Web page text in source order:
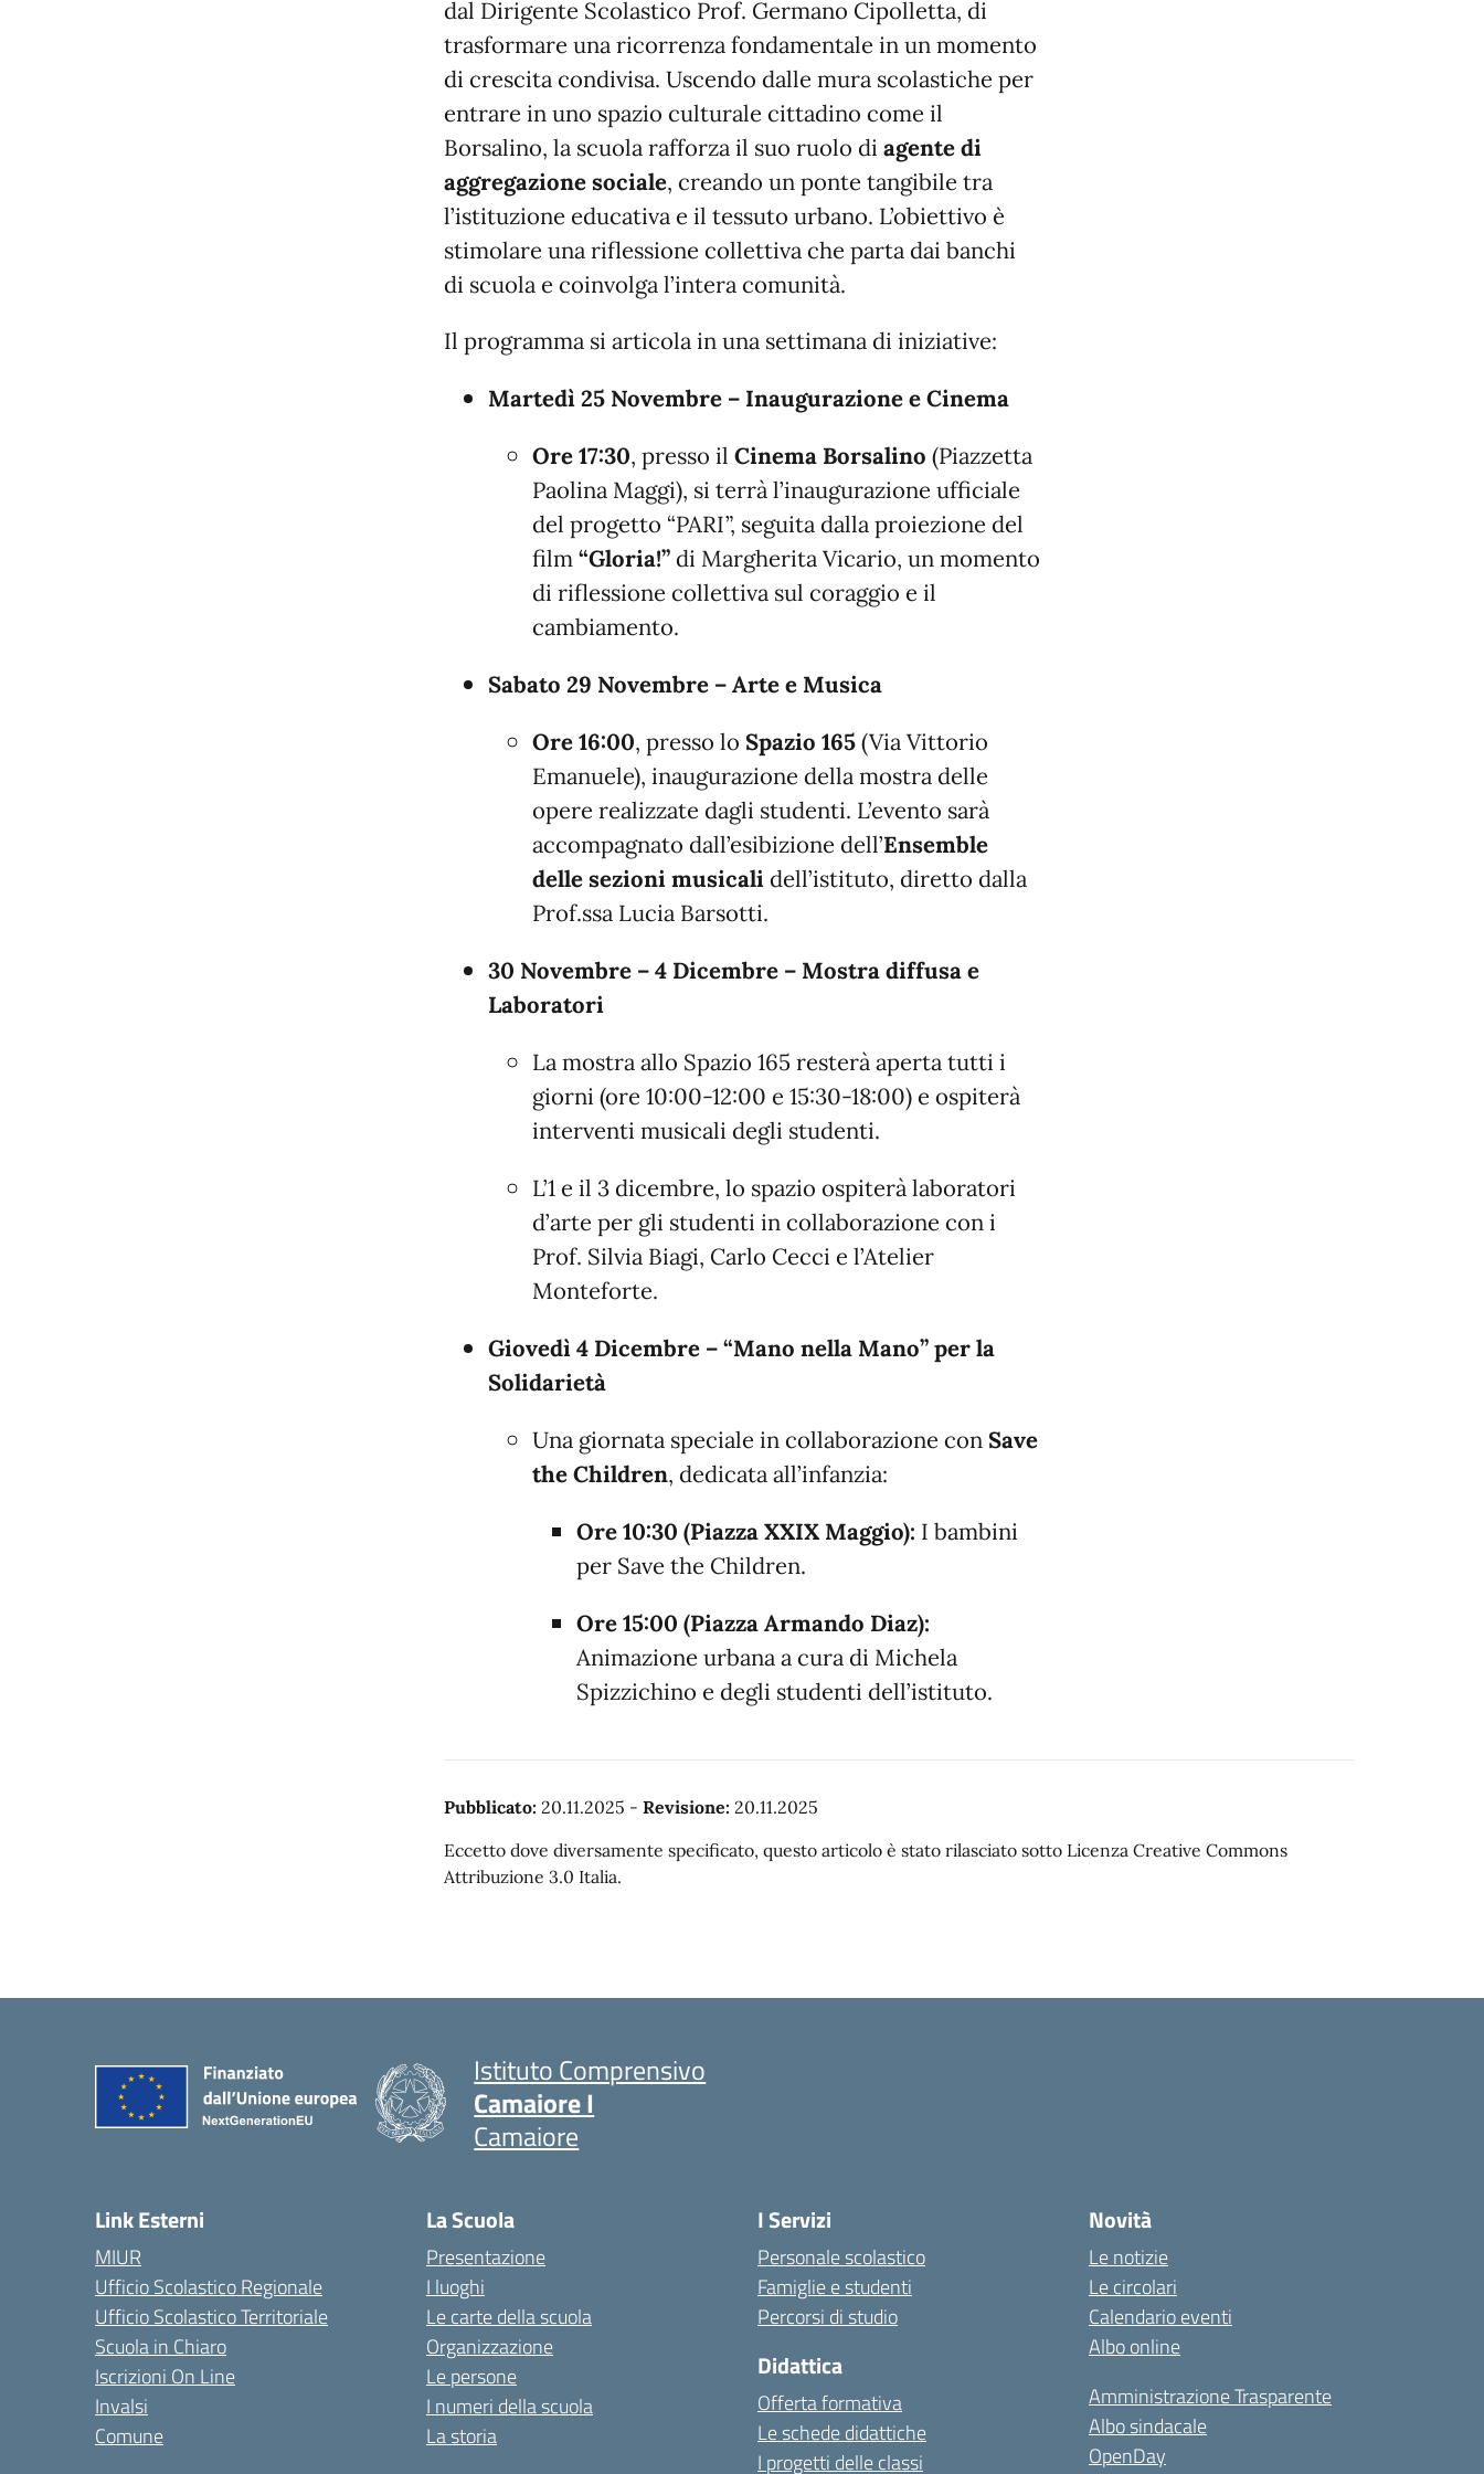
dal Dirigente Scolastico Prof. Germano Cipolletta, di
trasformare una ricorrenza fondamentale in un momento
di crescita condivisa. Uscendo dalle mura scolastiche per
entrare in uno spazio culturale cittadino come il
Borsalino, la scuola rafforza il suo ruolo di agente di
aggregazione sociale, creando un ponte tangibile tra
l’istituzione educativa e il tessuto urbano. L’obiettivo è
stimolare una riflessione collettiva che parta dai banchi
di scuola e coinvolga l’intera comunità.
Il programma si articola in una settimana di iniziative:
Martedì 25 Novembre – Inaugurazione e Cinema
Ore 17:30, presso il Cinema Borsalino (Piazzetta
Paolina Maggi), si terrà l’inaugurazione ufficiale
del progetto “PARI”, seguita dalla proiezione del
film“Gloria!”di Margherita Vicario, un momento
di riflessione collettiva sul coraggio e il
cambiamento.
Sabato 29 Novembre – Arte e Musica
Ore 16:00, presso lo Spazio 165(Via Vittorio
Emanuele), inaugurazione della mostra delle
opere realizzate dagli studenti. L’evento sarà
accompagnato dall’esibizione dell’Ensemble
delle sezioni musicalidell’istituto, diretto dalla
Prof.ssa Lucia Barsotti.
30 Novembre – 4 Dicembre – Mostra diffusa e
Laboratori
La mostra allo Spazio 165 resterà aperta tutti i
giorni (ore 10:00-12:00 e 15:30-18:00) e ospiterà
interventi musicali degli studenti.
L’1 e il 3 dicembre, lo spazio ospiterà laboratori
d’arte per gli studenti in collaborazione con i
Prof. Silvia Biagi, Carlo Cecci e l’Atelier
Monteforte.
Giovedì 4 Dicembre – “Mano nella Mano” per la
Solidarietà
Una giornata speciale in collaborazione con Save
the Children, dedicata all’infanzia:
Ore 10:30 (Piazza XXIX Maggio): I bambini
per Save the Children.
Ore 15:00 (Piazza Armando Diaz):
Animazione urbana a cura di Michela
Spizzichino e degli studenti dell’istituto.
Pubblicato: 20.11.2025 - Revisione: 20.11.2025
Eccetto dove diversamente specificato, questo articolo è stato rilasciato sotto Licenza Creative Commons
Attribuzione 3.0 Italia.
Istituto Comprensivo
Camaiore I
Camaiore
Link Esterni
MIUR
Ufficio Scolastico Regionale
Ufficio Scolastico Territoriale
Scuola in Chiaro
Iscrizioni On Line
Invalsi
Comune
La Scuola
Presentazione
I luoghi
Le carte della scuola
Organizzazione
Le persone
I numeri della scuola
La storia
I Servizi
Personale scolastico
Famiglie e studenti
Percorsi di studio
Didattica
Offerta formativa
Le schede didattiche
I progetti delle classi
Novità
Le notizie
Le circolari
Calendario eventi
Albo online
Amministrazione Trasparente
Albo sindacale
OpenDay